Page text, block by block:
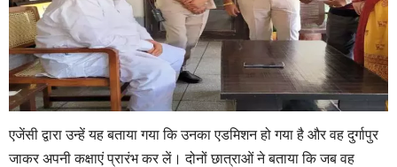
एजेंसी द्वारा उन्हें यह बताया गया कि उनका एडमिशन हो गया है और वह दुर्गापुर
जाकर अपनी कक्षाएं प्रारंभ कर लें। दोनों छात्राओं ने बताया कि जब वह